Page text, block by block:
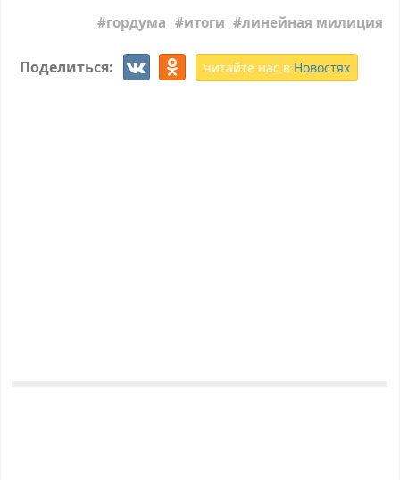
гордума итоги линейная милиция
Поделиться: читайте нас в Новостях